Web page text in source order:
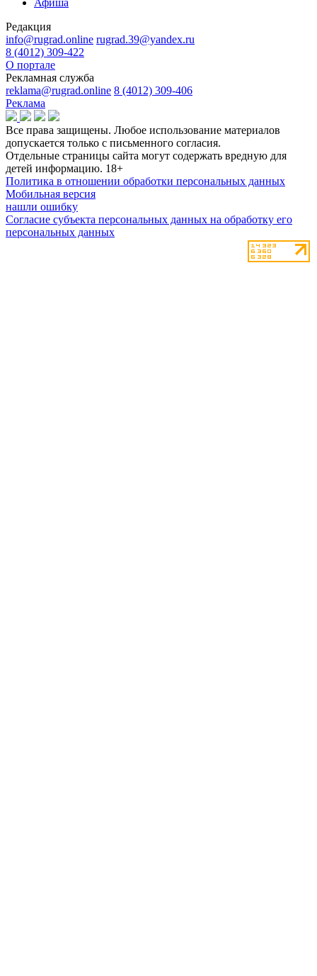
Редакция
info@rugrad.online rugrad.39@yandex.ru
8 (4012) 309-422
О портале
Рекламная служба
reklama@rugrad.online 8 (4012) 309-406
Реклама
Все права защищены. Любое использование материалов
допускается только с письменного согласия.
Отдельные страницы сайта могут содержать вредную для
детей информацию. 18+
Политика в отношении обработки персональных данных
Мобильная версия
нашли ошибку
Согласие субъекта персональных данных на обработку его
персональных данных